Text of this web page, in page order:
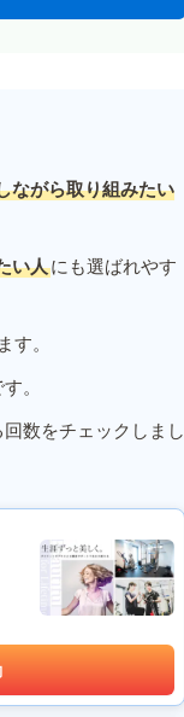
ながら取り組みたい
い人にも選ばれやす
。
。
数をチェックしまし